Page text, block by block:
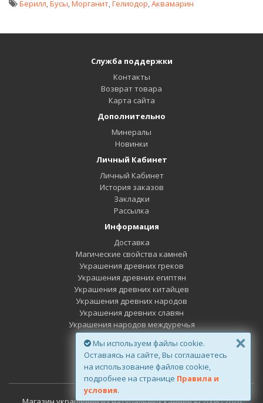
Берилл,Бусы,Морганит,Гелиодор,Аквамарин
Служба поддержки
Контакты
Возврат товара
Карта сайта
Дополнительно
Минералы
Новинки
Личный Кабинет
Личный Кабинет
История заказов
Закладки
Рассылка
Информация
Доставка
Магические свойства камней
Украшения древних греков
Украшения древних египтян
Украшения древних китайцев
Украшения древних народов
Украшения древних славян
Украшения народов междуречья
Минералы дней недели
Минералы Зодиака
Минералы планет
Мы используем файлы cookie.
Оставаясь на сайте, Вы соглашаетесь
на использование файлов cookie,
подробнее на странице Правила и
условия.
×